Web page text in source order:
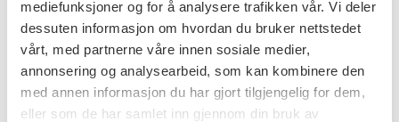
mediefunksjoner og for å analysere trafikken vår. Vi deler
dessuten informasjon om hvordan du bruker nettstedet
vårt, med partnerne våre innen sosiale medier,
annonsering og analysearbeid, som kan kombinere den
med annen informasjon du har gjort tilgjengelig for dem,
eller som de har samlet inn gjennom din bruk av
Kategori Chromogenic print, Fotografi